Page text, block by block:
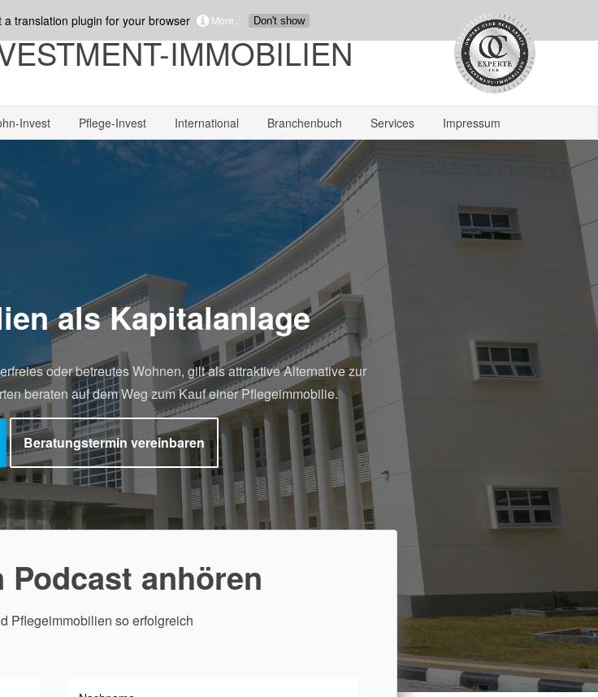
IMMOBILIEN
Invest Pflege-Invest International Branchenbuch Services Impressum
a translation plugin for your browser More... Don't show
als Kapitalanlage
oder betreutes Wohnen, gilt als attraktive Alternative zur
beraten auf dem Weg zum Kauf einer Pflegeimmobilie.
Beratungstermin vereinbaren
Podcast anhören
Pflegeimmobilien so erfolgreich